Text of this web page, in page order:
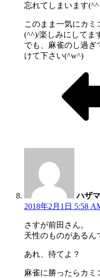
忘れてしまいます(^^
このまま一気にカミ
(^^)/楽しみにしてま
でも、麻雀のし過ぎ
けて下さい(^w^)
ハザ
2018年2月1日 5:58
さすが前田さん。
天性のものがあるん
あれ、待てよ？
麻雀に勝ったらカミ